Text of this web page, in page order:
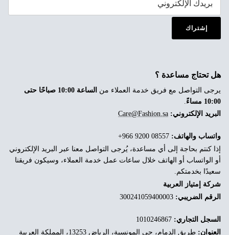
إشتراك
هل تحتاج مساعدة ؟
يرجى التواصل مع فريق خدمة العملاء من
الساعة 10:00 صباحًا حتى
10:00 مساءً
البريد الإلكتروني: Care@Fashion.sa
واتساب والهاتف:
إذا كنتم بحاجة إلى أي مساعدة، يُرجى التواصل معنا عبر البريد الإلكتروني
أو الواتساب أو الهاتف خلال ساعات عمل خدمة العملاء، وسيكون فريقنا
سعيدًا بخدمتكم.
شركة إمتياز العربية
الرقم الضريبي:
السجل التجاري:
العنوان:
طريق الدمام، حي المونسية، الرياض 13253، المملكة العربية